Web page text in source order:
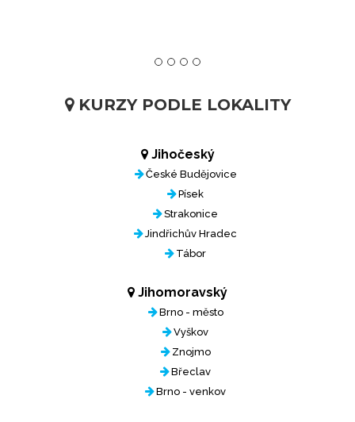
KURZY PODLE LOKALITY
Jihočeský
České Budějovice
Písek
Strakonice
Jindřichův Hradec
Tábor
Jihomoravský
Brno - město
Vyškov
Znojmo
Břeclav
Brno - venkov